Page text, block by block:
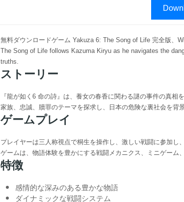
無料ダウンロードゲーム Yakuza 6: The Song of Life 完全版、
The Song of Life follows Kazuma Kiryu as he navigates the
truths.
ストーリー
『龍が如く6 命の詩』は、養女の春香に関わる謎の事件の真
家族、忠誠、贖罪のテーマを探求し、日本の危険な裏社会を背
ゲームプレイ
プレイヤーは三人称視点で桐生を操作し、激しい戦闘に参加し
ゲームは、物語体験を豊かにする戦闘メカニクス、ミニゲーム
特徴
感情的な深みのある豊かな物語
ダイナミックな戦闘システム